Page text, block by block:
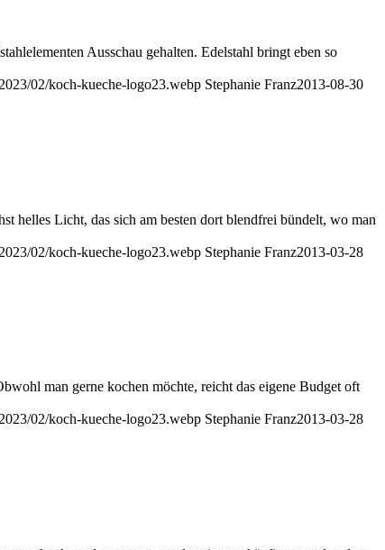
Ausschau gehalten. Edelstahl bringt eben so
02/koch-kueche-logo23.webp Stephanie Franz2013-08-30
helles Licht, das sich am besten dort blendfrei bündelt, wo man
02/koch-kueche-logo23.webp Stephanie Franz2013-03-28
man gerne kochen möchte, reicht das eigene Budget oft
02/koch-kueche-logo23.webp Stephanie Franz2013-03-28